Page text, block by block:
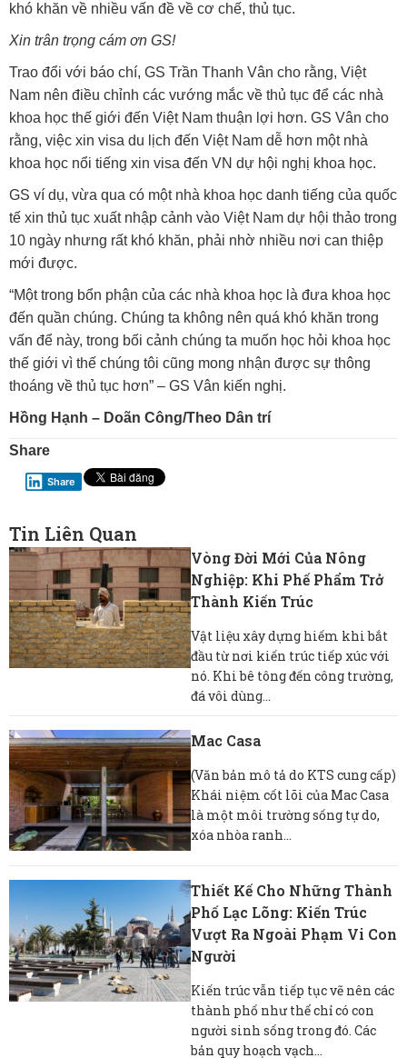
khó khăn về nhiều vấn đề về cơ chế, thủ tục.
Xin trân trọng cám ơn GS!
Trao đổi với báo chí, GS Trần Thanh Vân cho rằng, Việt
Nam nên điều chỉnh các vướng mắc về thủ tục để các nhà
khoa học thế giới đến Việt Nam thuận lợi hơn. GS Vân cho
rằng, việc xin visa du lịch đến Việt Nam dễ hơn một nhà
khoa học nổi tiếng xin visa đến VN dự hội nghị khoa học.
GS ví dụ, vừa qua có một nhà khoa học danh tiếng của quốc
tế xin thủ tục xuất nhập cảnh vào Việt Nam dự hội thảo trong
10 ngày nhưng rất khó khăn, phải nhờ nhiều nơi can thiệp
mới được.
“Một trong bổn phận của các nhà khoa học là đưa khoa học
đến quần chúng. Chúng ta không nên quá khó khăn trong
vấn để này, trong bối cảnh chúng ta muốn học hỏi khoa học
thế giới vì thế chúng tôi cũng mong nhận được sự thông
thoáng về thủ tục hơn” – GS Vân kiến nghị.
Hồng Hạnh – Doãn Công/Theo Dân trí
Share
Share
Tin Liên Quan
Vòng Đời Mới Của Nông
Nghiệp: Khi Phế Phẩm Trở
Thành Kiến Trúc
Vật liệu xây dựng hiếm khi bắt
đầu từ nơi kiến ​​trúc tiếp xúc với
nó. Khi bê tông đến công trường,
đá vôi dùng...
Mac Casa
(Văn bản mô tả do KTS cung cấp)
Khái niệm cốt lõi của Mac Casa
là một môi trường sống tự do,
xóa nhòa ranh...
Thiết Kế Cho Những Thành
Phố Lạc Lõng: Kiến Trúc
Vượt Ra Ngoài Phạm Vi Con
Người
Kiến trúc vẫn tiếp tục vẽ nên các
thành phố như thể chỉ có con
người sinh sống trong đó. Các
bản quy hoạch vạch...